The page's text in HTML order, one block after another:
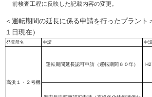
前検査工程に反映した記載内容の変更。
＜運転期間の延長に係る申請を行ったプラント
１日現在）
発電所名 申請 申
高浜１・２号機
運転期間延長認可申請（運転期間６０年）